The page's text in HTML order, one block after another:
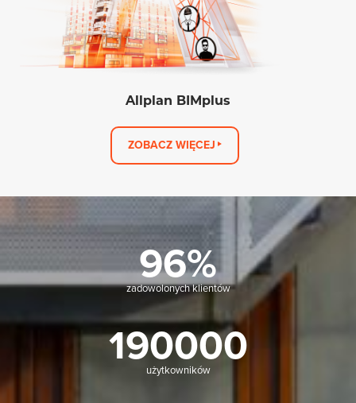
Allplan BIMplus
ZOBACZ WIĘCEJ
96%
zadowolonych klientów
190000
użytkowników